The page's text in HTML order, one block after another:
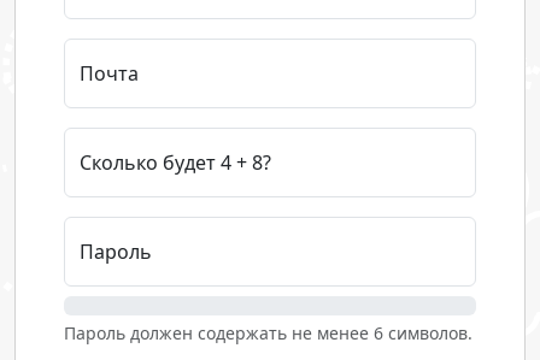
Почта
Сколько будет 4 + 8?
Пароль
Пароль должен содержать не менее 6 символов.